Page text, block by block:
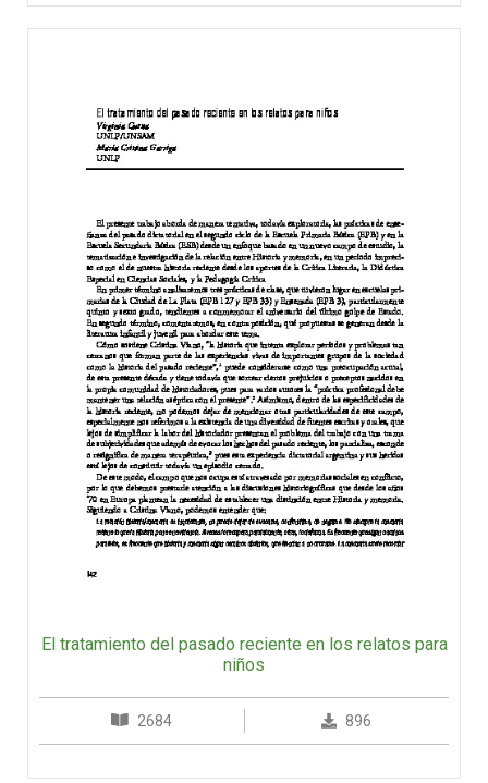
El tratamiento del pasado reciente en los relatos para
niños
2684 896